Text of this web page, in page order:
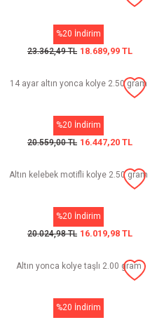
%20 İndirim
23.362,49 TL 18.689,99 TL
14 ayar altın yonca kolye 2.50 gram
%20 İndirim
20.559,00 TL 16.447,20 TL
Altın kelebek motifli kolye 2.50 gram
%20 İndirim
20.024,98 TL 16.019,98 TL
Altın yonca kolye taşlı 2.00 gram
%20 İndirim